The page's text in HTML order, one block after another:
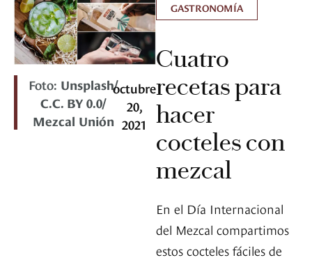
Foto: Unsplash/
C.C. BY 0.0/
Mezcal Unión
octubre
20,
2021
GASTRONOMÍA
Cuatro
recetas para
hacer
cocteles con
mezcal
En el Día Internacional
del Mezcal compartimos
estos cocteles fáciles de